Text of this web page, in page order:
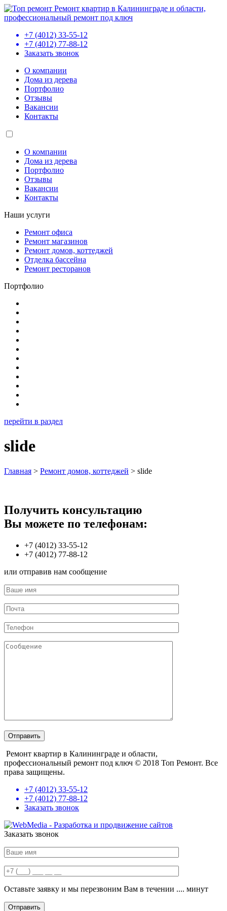
Ремонт квартир в Калининграде и области,
профессиональный ремонт под ключ
+7 (4012) 33-55-12
+7 (4012) 77-88-12
Заказать звонок
О компании
Дома из дерева
Портфолио
Отзывы
Вакансии
Контакты
О компании
Дома из дерева
Портфолио
Отзывы
Вакансии
Контакты
Наши услуги
Ремонт офиса
Ремонт магазинов
Ремонт домов, коттеджей
Отделка бассейна
Ремонт ресторанов
Портфолио
перейти в раздел
slide
Главная > Ремонт домов, коттеджей > slide
Получить консультацию
Вы можете по телефонам:
+7 (4012) 33-55-12
+7 (4012) 77-88-12
или отправив нам сообщение
Ремонт квартир в Калининграде и области,
профессиональный ремонт под ключ © 2018 Топ Ремонт. Все
права защищены.
+7 (4012) 33-55-12
+7 (4012) 77-88-12
Заказать звонок
Заказать звонок
Оставьте заявку и мы перезвоним Вам в течении .... минут